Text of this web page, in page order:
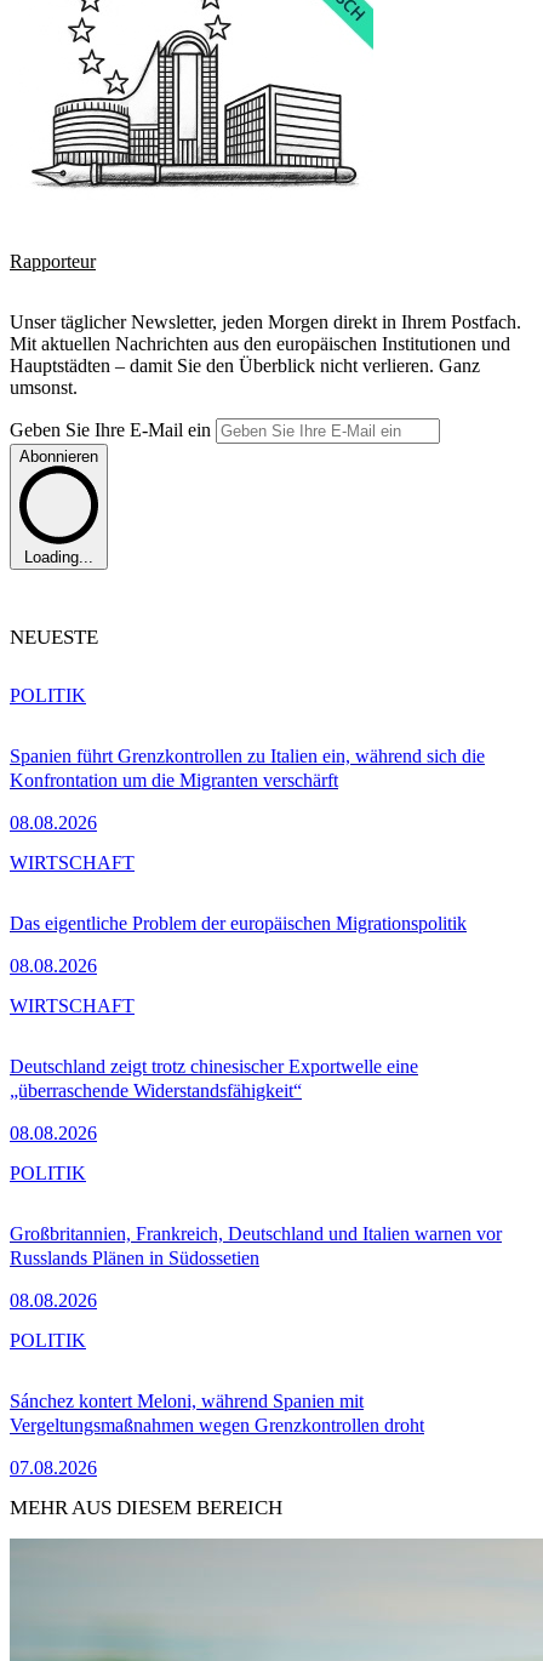
Rapporteur
Unser täglicher Newsletter, jeden Morgen direkt in Ihrem Postfach.
Mit aktuellen Nachrichten aus den europäischen Institutionen und
Hauptstädten – damit Sie den Überblick nicht verlieren. Ganz
umsonst.
Geben Sie Ihre E-Mail ein
Abonnieren
Loading...
NEUESTE
Spanien führt Grenzkontrollen zu Italien ein, während sich die
Konfrontation um die Migranten verschärft
08.08.2026
POLITIK
Das eigentliche Problem der europäischen Migrationspolitik
08.08.2026
WIRTSCHAFT
Deutschland zeigt trotz chinesischer Exportwelle eine
„überraschende Widerstandsfähigkeit“
08.08.2026
WIRTSCHAFT
Großbritannien, Frankreich, Deutschland und Italien warnen vor
Russlands Plänen in Südossetien
08.08.2026
POLITIK
Sánchez kontert Meloni, während Spanien mit
Vergeltungsmaßnahmen wegen Grenzkontrollen droht
07.08.2026
POLITIK
MEHR AUS DIESEM BEREICH